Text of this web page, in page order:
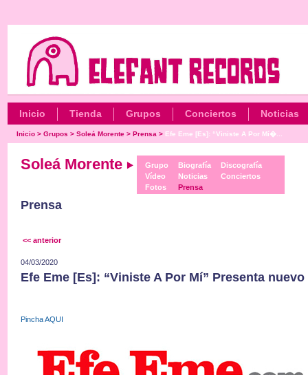
Inicio Tienda Grupos Conciertos Noticias
Inicio> Grupos > Soleá Morente> Prensa > Efe Eme [Es]: “Viniste A Por Mí�...
Soleá Morente
Grupo
Vídeo
Fotos
Biografía
Noticias
Prensa
Discografía
Conciertos
Prensa
<< anterior
04/03/2020
Efe Eme [Es]: “Viniste A Por Mí” Presenta
Pincha AQUI